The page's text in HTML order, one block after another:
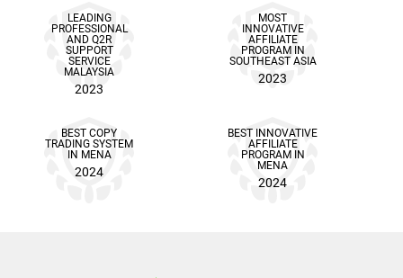
LEADING
PROFESSIONAL
AND Q2R
SUPPORT
SERVICE
MALAYSIA
2023
MOST
INNOVATIVE
AFFILIATE
PROGRAM IN
SOUTHEAST ASIA
2023
BEST COPY
TRADING SYSTEM
IN MENA
2024
BEST INNOVATIVE
AFFILIATE
PROGRAM IN
MENA
2024